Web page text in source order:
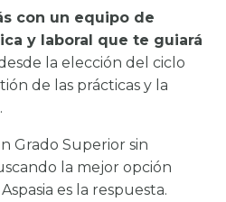
con un equipo de
y laboral que te guiará
la elección del ciclo
de las prácticas y la
Grado Superior sin
la mejor opción
es la respuesta.